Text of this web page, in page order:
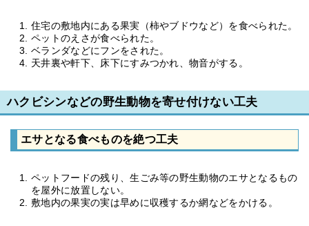
住宅の敷地内にある果実（柿やブドウなど）を食べられた。
ペットのえさが食べられた。
ベランダなどにフンをされた。
天井裏や軒下、床下にすみつかれ、物音がする。
ハクビシンなどの野生動物を寄せ付けない工夫
エサとなる食べものを絶つ工夫
ペットフードの残り、生ごみ等の野生動物のエサとなるもの
を屋外に放置しない。
敷地内の果実の実は早めに収穫するか網などをかける。